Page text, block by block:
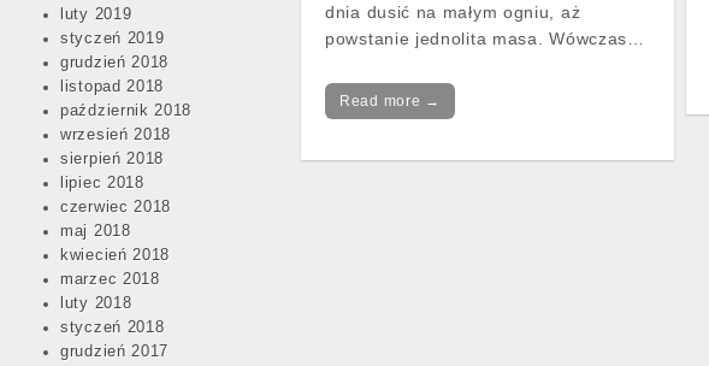
luty 2019
styczeń 2019
grudzień 2018
listopad 2018
październik 2018
wrzesień 2018
sierpień 2018
lipiec 2018
czerwiec 2018
maj 2018
kwiecień 2018
marzec 2018
luty 2018
styczeń 2018
grudzień 2017
dnia dusić na małym ogniu, aż
powstanie jednolita masa. Wówczas…
Read more →